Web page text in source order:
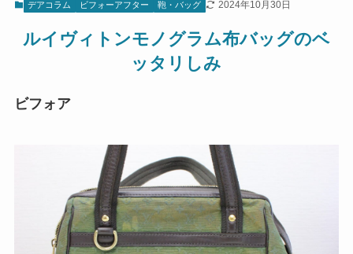
デアコラム ビフォーアフター 鞄・バッグ 2024年10月30日
ルイヴィトンモノグラム布バッグのベ
ッタリしみ
ビフォア